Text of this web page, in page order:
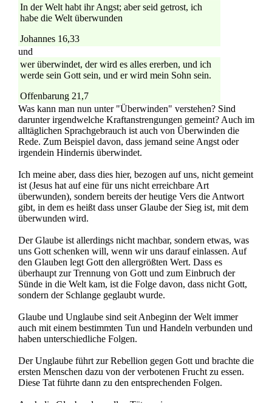
In der Welt habt ihr Angst; aber seid getrost, ich
habe die Welt überwunden
Johannes 16,33
und
wer überwindet, der wird es alles ererben, und ich
werde sein Gott sein, und er wird mein Sohn sein.
Offenbarung 21,7
Was kann man nun unter "Überwinden" verstehen? Sind
darunter irgendwelche Kraftanstrengungen gemeint? Auch im
alltäglichen Sprachgebrauch ist auch von Überwinden die
Rede. Zum Beispiel davon, dass jemand seine Angst oder
irgendein Hindernis überwindet.
Ich meine aber, dass dies hier, bezogen auf uns, nicht gemeint
ist (Jesus hat auf eine für uns nicht erreichbare Art
überwunden), sondern bereits der heutige Vers die Antwort
gibt, in dem es heißt dass unser Glaube der Sieg ist, mit dem
überwunden wird.
Der Glaube ist allerdings nicht machbar, sondern etwas, was
uns Gott schenken will, wenn wir uns darauf einlassen. Auf
den Glauben legt Gott den allergrößten Wert. Dass es
überhaupt zur Trennung von Gott und zum Einbruch der
Sünde in die Welt kam, ist die Folge davon, dass nicht Gott,
sondern der Schlange geglaubt wurde.
Glaube und Unglaube sind seit Anbeginn der Welt immer
auch mit einem bestimmten Tun und Handeln verbunden und
haben unterschiedliche Folgen.
Der Unglaube führt zur Rebellion gegen Gott und brachte die
ersten Menschen dazu von der verbotenen Frucht zu essen.
Diese Tat führte dann zu den entsprechenden Folgen.